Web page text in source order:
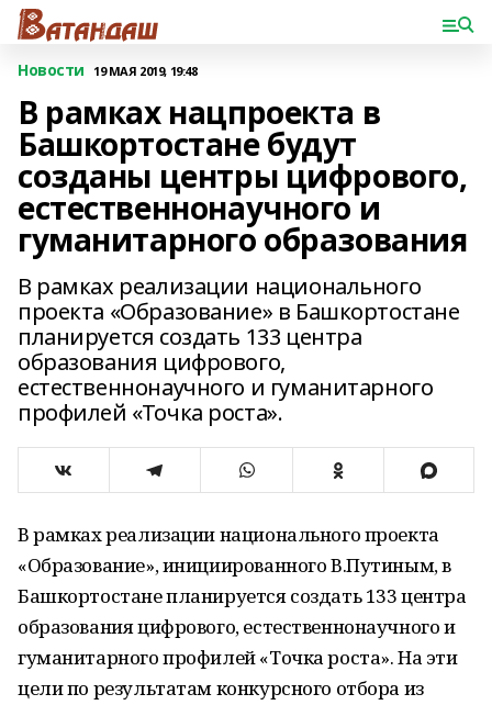
Новости 19 МАЯ 2019, 19:48
В рамках нацпроекта в
Башкортостане будут
созданы центры цифрового,
естественнонаучного и
гуманитарного образования
В рамках реализации национального
проекта «Образование» в Башкортостане
планируется создать 133 центра
образования цифрового,
естественнонаучного и гуманитарного
профилей «Точка роста».
В рамках реализации национального проекта
«Образование», инициированного В.Путиным, в
Башкортостане планируется создать 133 центра
образования цифрового, естественнонаучного и
гуманитарного профилей «Точка роста». На эти
цели по результатам конкурсного отбора из